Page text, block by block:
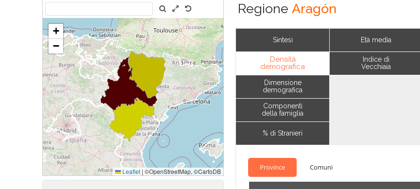
Regione Aragón
Sintesi
Densità
demografica
Dimensione
demografica
Componenti
della famiglia
% di Stranieri
Età media
Indice di
Vecchiaia
Province Comuni